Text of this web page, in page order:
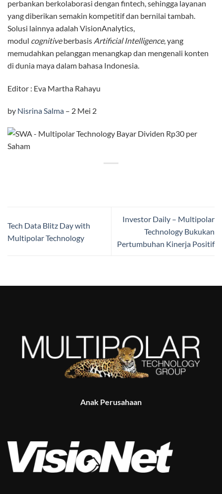
perbankan berkolaborasi dengan fintech, sehingga layanan
yang diberikan semakin kompetitif dan bernilai tambah.
Solusi lainnya adalah VisionAnalytics,
modul cognitiveberbasis Artificial Intelligence, yang
memudahkan pelanggan menangkap dan mengenali konten
di dunia maya dalam bahasa Indonesia.
Editor : Eva Martha Rahayu
by Nisrina Salma – 2 Mei 2
Tech Data Blitz Day with
Multipolar Technology
Investor Daily – Multipolar
Technology Bukukan
Pertumbuhan Kinerja Positif
Anak Perusahaan